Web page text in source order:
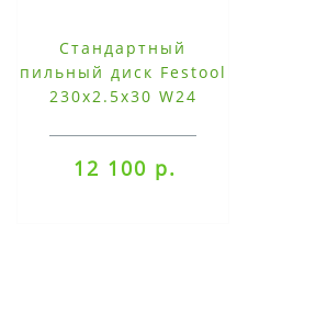
Стандартный
пильный диск Festool
230x2.5x30 W24
12 100 р.